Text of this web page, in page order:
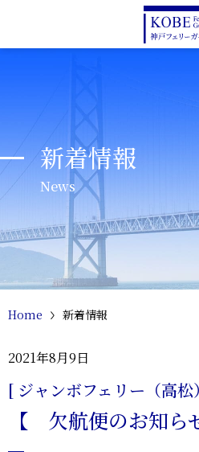
新着情報
News
Home 新着情報
2021年8月9日
[ ジャンボフェリー（高松
【 欠航便のお知ら